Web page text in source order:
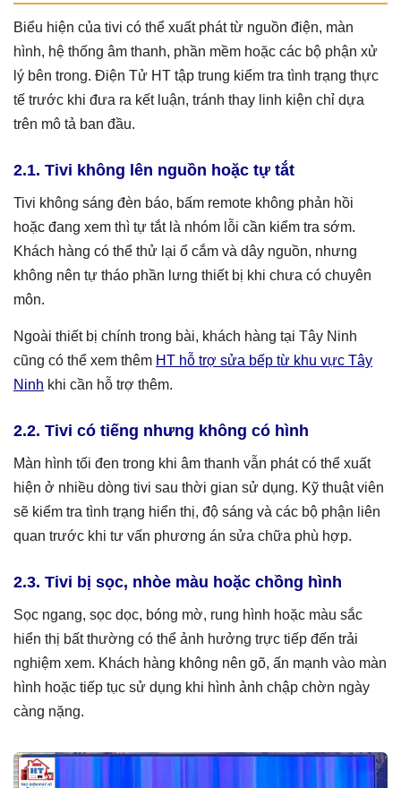
Biểu hiện của tivi có thể xuất phát từ nguồn điện, màn
hình, hệ thống âm thanh, phần mềm hoặc các bộ phận xử
lý bên trong. Điện Tử HT tập trung kiểm tra tình trạng thực
tế trước khi đưa ra kết luận, tránh thay linh kiện chỉ dựa
trên mô tả ban đầu.
2.1. Tivi không lên nguồn hoặc tự tắt
Tivi không sáng đèn báo, bấm remote không phản hồi
hoặc đang xem thì tự tắt là nhóm lỗi cần kiểm tra sớm.
Khách hàng có thể thử lại ổ cắm và dây nguồn, nhưng
không nên tự tháo phần lưng thiết bị khi chưa có chuyên
môn.
Ngoài thiết bị chính trong bài, khách hàng tại Tây Ninh
cũng có thể xem thêm HT hỗ trợ sửa bếp từ khu vực Tây
Ninh khi cần hỗ trợ thêm.
2.2. Tivi có tiếng nhưng không có hình
Màn hình tối đen trong khi âm thanh vẫn phát có thể xuất
hiện ở nhiều dòng tivi sau thời gian sử dụng. Kỹ thuật viên
sẽ kiểm tra tình trạng hiển thị, độ sáng và các bộ phận liên
quan trước khi tư vấn phương án sửa chữa phù hợp.
2.3. Tivi bị sọc, nhòe màu hoặc chồng hình
Sọc ngang, sọc dọc, bóng mờ, rung hình hoặc màu sắc
hiển thị bất thường có thể ảnh hưởng trực tiếp đến trải
nghiệm xem. Khách hàng không nên gõ, ấn mạnh vào màn
hình hoặc tiếp tục sử dụng khi hình ảnh chập chờn ngày
càng nặng.